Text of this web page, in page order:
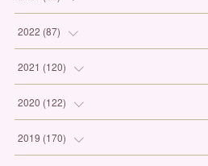
(5
(3
(4)
(1
(2)
(2)
(6
(1)
(3)
(3)
2022 (87)
(12
(9)
(12
2021 (120)
(10
(11
2020 (122)
(9)
2019 (170)